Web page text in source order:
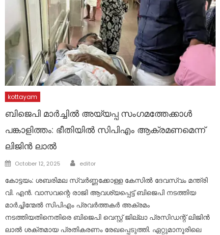
kottayam
ബിജെപി മാർച്ചിൽ അയ്യപ്പ സംഗമത്തേക്കാൾ
പങ്കാളിത്തം: ഭീതിയിൽ സിപിഎം ആക്രമണമെന്ന്
ലിജിൻ ലാൽ
Posted
October 12, 2025 Author
editor
കോട്ടയം: ശബരിമല സ്വർണ്ണക്കോള്ള കേസിൽ ദേവസ്വം മന്ത്രി
വി. എൻ. വാസവന്റെ രാജി ആവശ്യപ്പെട്ട് ബിജെപി നടത്തിയ
മാർച്ചിന്മേൽ സിപിഎം പ്രവർത്തകർ അക്രമം
നടത്തിയതിനെതിരെ ബിജെപി വെസ്റ്റ് ജില്ലാ പ്രസിഡന്റ് ലിജിൻ
ലാൽ ശക്തമായ പ്രതികരണം രേഖപ്പെടുത്തി. ഏറ്റുമാനൂരിലെ